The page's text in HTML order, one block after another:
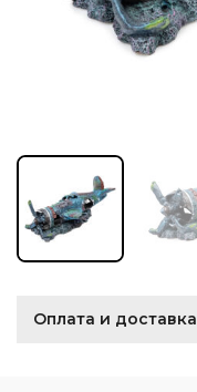
Оплата и доставка